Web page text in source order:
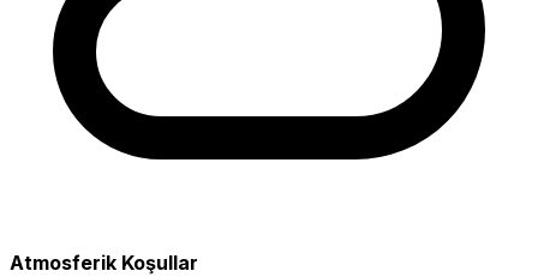
Atmosferik Koşullar